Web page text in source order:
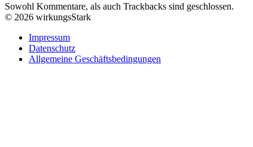
Sowohl Kommentare, als auch Trackbacks sind geschlossen.
© 2026 wirkungsStark
Impressum
Datenschutz
Allgemeine Geschäftsbedingungen